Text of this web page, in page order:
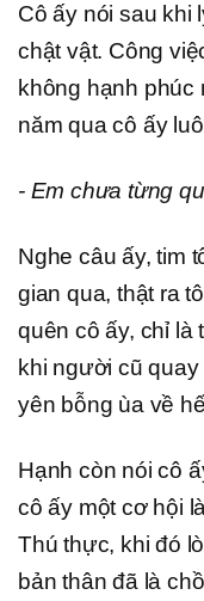
Cô ấy nói sau khi
chật vật. Công
không hạnh
năm qua cô ấy
- Em chưa từng
Nghe câu ấy, tim
gian qua, thật ra
quên cô ấy, chỉ là
khi người cũ
yên bỗng ùa về
Hạnh còn nói cô
cô ấy một cơ hội
Thú thực, khi đó
bản thân đã là